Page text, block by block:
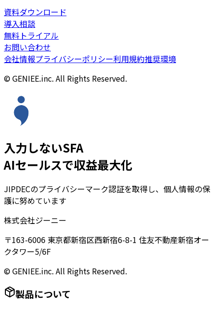
資料ダウンロード
導入相談
無料トライアル
お問い合わせ
会社情報プライバシーポリシー利用規約推奨環境
© GENIEE.inc. All Rights Reserved.
入力しないSFA
AIセールスで収益最大化
JIPDECのプライバシーマーク認証を取得し、個人情報の保
護に努めています
株式会社ジーニー
〒163-6006 東京都新宿区西新宿6-8-1 住友不動産新宿オー
クタワー5/6F
© GENIEE.inc. All Rights Reserved.
製品について